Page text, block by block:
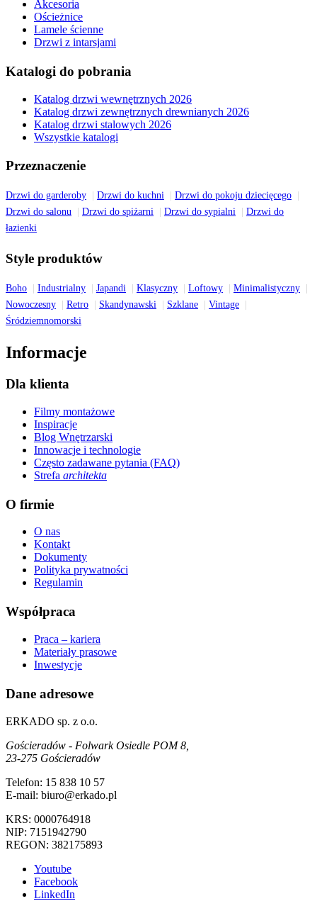
Akcesoria
Ościeżnice
Lamele ścienne
Drzwi z intarsjami
Katalogi do pobrania
Katalog drzwi wewnętrznych 2026
Katalog drzwi zewnętrznych drewnianych 2026
Katalog drzwi stalowych 2026
Wszystkie katalogi
Przeznaczenie
Drzwi do garderoby Drzwi do kuchni
Drzwi do pokoju dziecięcego
Drzwi do salonu
Drzwi do spiżarni Drzwi do sypialni
Drzwi do
łazienki
Style produktów
Boho Industrialny Japandi Klasyczny Loftowy
Minimalistyczny
Nowoczesny
Retro Skandynawski Szklane
Vintage
Śródziemnomorski
Informacje
Dla klienta
Filmy montażowe
Inspiracje
Blog Wnętrzarski
Innowacje i technologie
Często zadawane pytania (FAQ)
Strefa architekta
O firmie
O nas
Kontakt
Dokumenty
Polityka prywatności
Regulamin
Współpraca
Praca – kariera
Materiały prasowe
Inwestycje
Dane adresowe
ERKADO sp. z o.o.
Gościeradów - Folwark Osiedle POM 8,
23-275 Gościeradów
Telefon: 15 838 10 57
E-mail: biuro@erkado.pl
KRS: 0000764918
NIP: 7151942790
REGON: 382175893
Youtube
Facebook
LinkedIn